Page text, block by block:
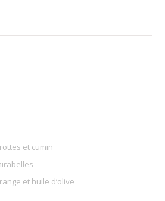
et cumin
et huile d’olive